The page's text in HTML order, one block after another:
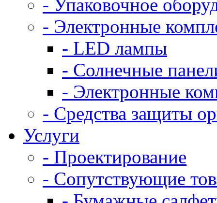
- Упаковочное
- Электронные
- LED лампы
- Солнечные
- Электронные
- Средства защиты
Услуги
- Проектирование
- Сопутствующие